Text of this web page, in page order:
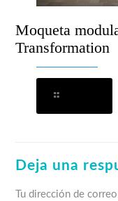
Moqueta
Transformation
Deja una
Tu dirección de